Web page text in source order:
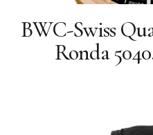
Quarz-
BWC-Swiss
Ronda